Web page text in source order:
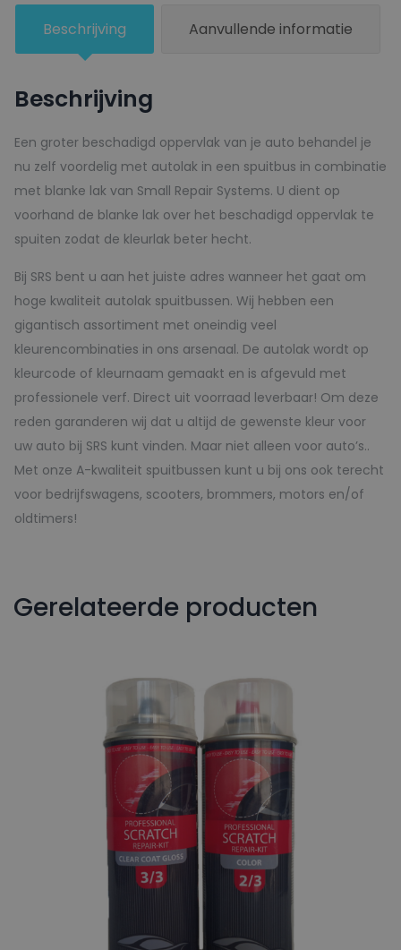
ELECTRIC
GREEN
-
aantal
Beschrijving Aanvullende informatie
Beschrijving
Een groter beschadigd oppervlak van je auto behandel je
nu zelf voordelig met autolak in een spuitbus in combinatie
met blanke lak van Small Repair Systems. U dient op
voorhand de blanke lak over het beschadigd oppervlak te
spuiten zodat de kleurlak beter hecht.
Bij SRS bent u aan het juiste adres wanneer het gaat om
hoge kwaliteit autolak spuitbussen. Wij hebben een
gigantisch assortiment met oneindig veel
kleurencombinaties in ons arsenaal. De autolak wordt op
kleurcode of kleurnaam gemaakt en is afgevuld met
professionele verf. Direct uit voorraad leverbaar! Om deze
reden garanderen wij dat u altijd de gewenste kleur voor
uw auto bij SRS kunt vinden. Maar niet alleen voor auto’s..
Met onze A-kwaliteit spuitbussen kunt u bij ons ook terecht
voor bedrijfswagens, scooters, brommers, motors en/of
oldtimers!
Gerelateerde producten